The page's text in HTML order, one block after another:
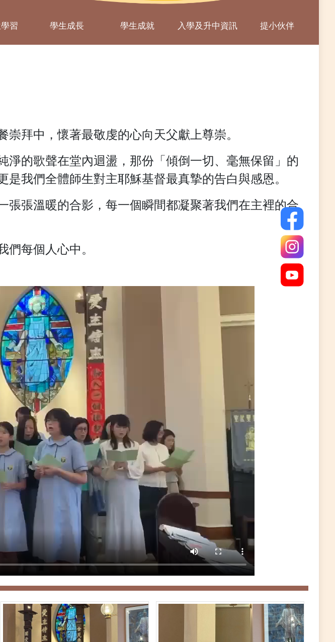
習 學生成長 學生成就 入學及升中資訊 提小伙伴
拜中，懷著最敬虔的心向天父獻上尊崇。
的歌聲在堂內迴盪，那份「傾倒一切、毫無保留」的
我們全體師生對主耶穌基督最真摯的告白與感恩。
張溫暖的合影，每一個瞬間都凝聚著我們在主裡的合
每個人心中。